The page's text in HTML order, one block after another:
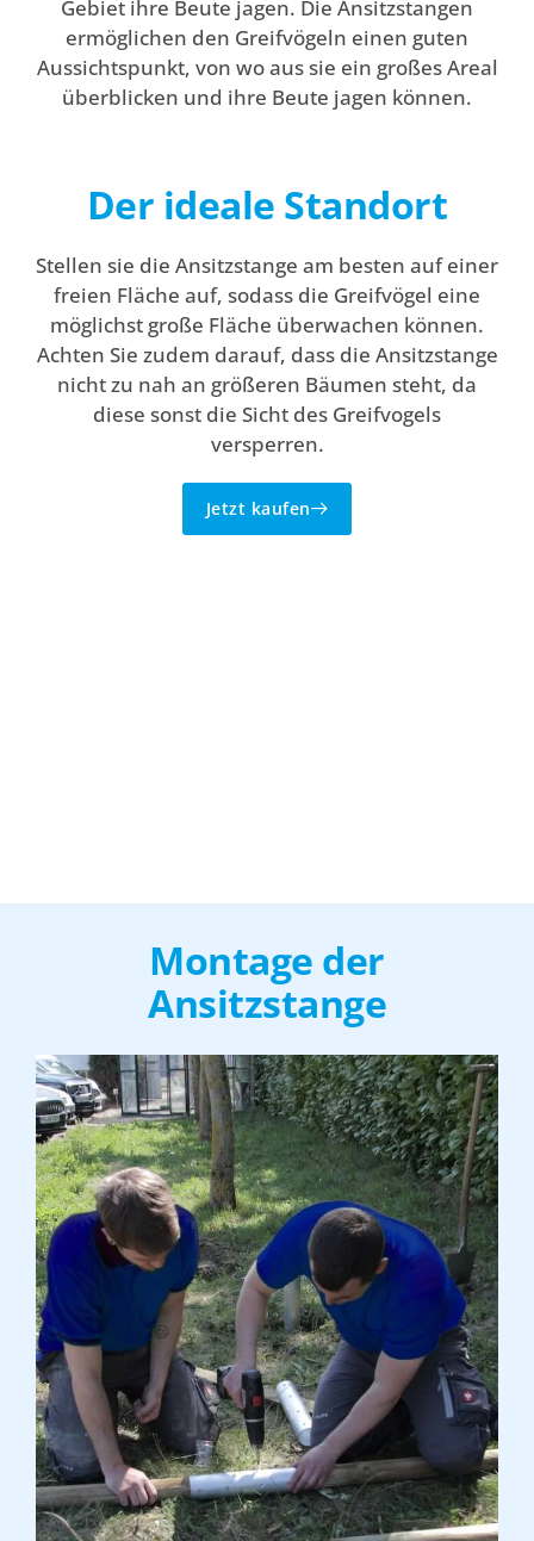
Gebiet ihre Beute jagen. Die Ansitzstangen
ermöglichen den Greifvögeln einen guten
Aussichtspunkt, von wo aus sie ein großes Areal
überblicken und ihre Beute jagen können.
Der ideale Standort
Stellen sie die Ansitzstange am besten auf einer
freien Fläche auf, sodass die Greifvögel eine
möglichst große Fläche überwachen können.
Achten Sie zudem darauf, dass die Ansitzstange
nicht zu nah an größeren Bäumen steht, da
diese sonst die Sicht des Greifvogels
versperren.
Jetzt kaufen
Montage der
Ansitzstange